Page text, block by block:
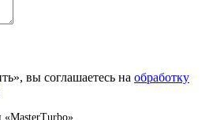
вы соглашаетесь на обработку